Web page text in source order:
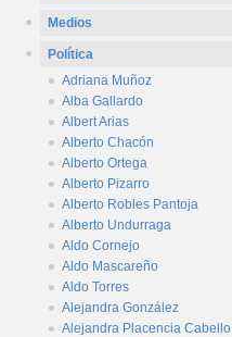
Medios
Política
Adriana Muñoz
Alba Gallardo
Albert Arias
Alberto Chacón
Alberto Ortega
Alberto Pizarro
Alberto Robles Pantoja
Alberto Undurraga
Aldo Cornejo
Aldo Mascareño
Aldo Torres
Alejandra González
Alejandra Placencia Cabello